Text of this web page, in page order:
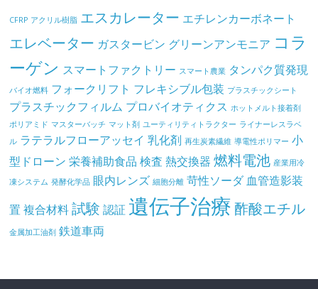
CFRP アクリル樹脂 エスカレーター エチレンカーボネート
エレベーター ガスタービン グリーンアンモニア コラ
ーゲン スマートファクトリー スマート農業 タンパク質発現
バイオ燃料 フォークリフト フレキシブル包装 プラスチックシート
プラスチックフィルム プロバイオティクス ホットメルト接着剤
ポリアミド マスターバッチ マット剤 ユーティリティトラクター ライナーレスラベ
ル ラテラルフローアッセイ 乳化剤 再生炭素繊維 導電性ポリマー 小
型ドローン 栄養補助食品 検査 熱交換器 燃料電池 産業用冷
凍システム 発酵化学品 眼内レンズ 細胞分離 苛性ソーダ 血管造影装
置 複合材料 試験 認証 遺伝子治療 酢酸エチル
金属加工油剤 鉄道車両